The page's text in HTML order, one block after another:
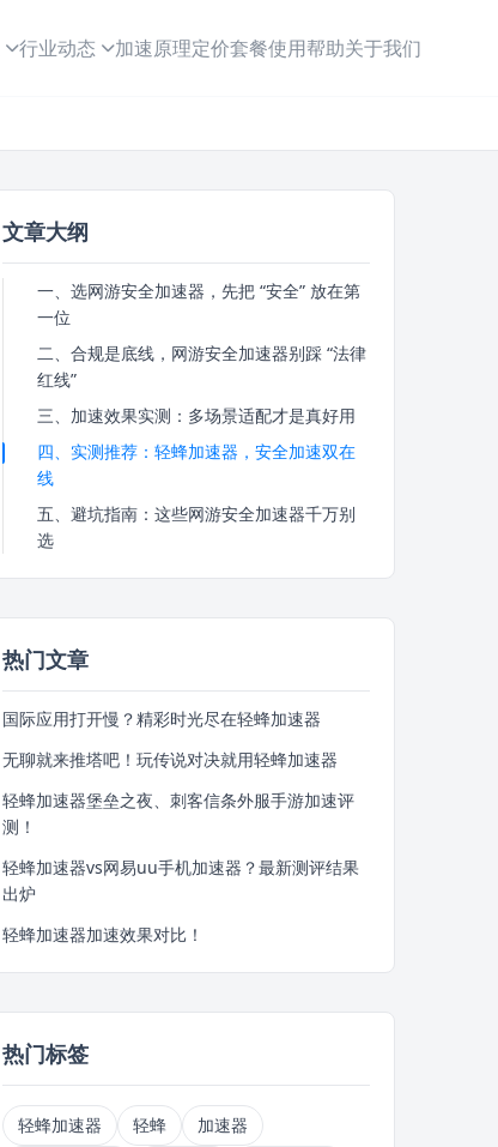
行业动态 加速原理定价套餐使用帮助关于我们
文章大纲
一、选网游安全加速器，先把 “安全” 放在第
一位
二、合规是底线，网游安全加速器别踩 “法律
红线”
三、加速效果实测：多场景适配才是真好用
四、实测推荐：轻蜂加速器，安全加速双在
线
五、避坑指南：这些网游安全加速器千万别
选
热门文章
国际应用打开慢？精彩时光尽在轻蜂加速器
无聊就来推塔吧！玩传说对决就用轻蜂加速器
轻蜂加速器堡垒之夜、刺客信条外服手游加速评
测！
轻蜂加速器vs网易uu手机加速器？最新测评结果
出炉
轻蜂加速器加速效果对比！
热门标签
轻蜂加速器 轻蜂
加速器